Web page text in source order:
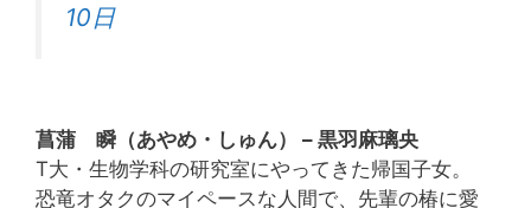
10日
菖蒲 瞬（あやめ・しゅん） – 黒羽麻璃央
T大・生物学科の研究室にやってきた帰国子女。
恐竜オタクのマイペースな人間で、先輩の椿に愛